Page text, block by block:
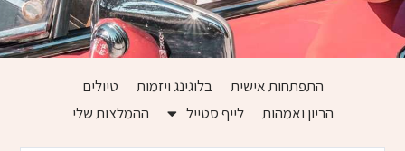
התפתחות אישית בלוגינג ויזמות
טיולים
הריון ואמהות
לייף סטייל ההמלצות שלי